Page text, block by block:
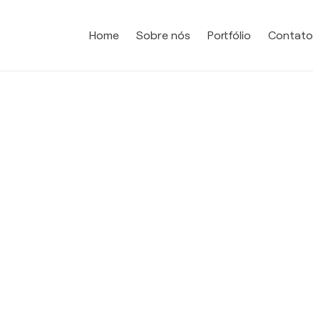
Home Sobre nós Portfólio Contato